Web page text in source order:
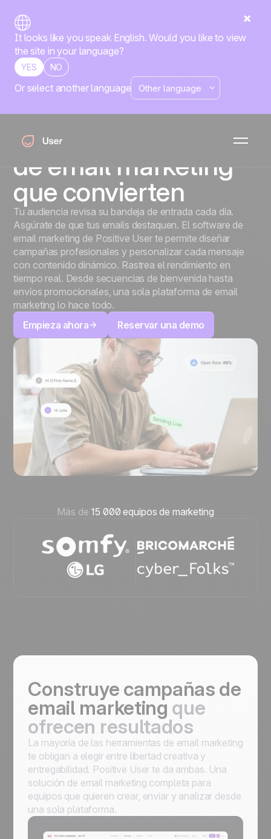
It looks like you speak English. Would you like to view
the site in your language?
YES NO
Or select another language
Email Marketing
Crea, envía y
optimiza campañas
de email marketing
que convierten
Tu audiencia revisa su bandeja de entrada cada día.
Asgúrate de que tus emails destaquen. El software de
email marketing de Positive User te permite diseñar
campañas profesionales y personalizar cada mensaje
con contenido dinámico. Rastrea el rendimiento en
tiempo real. Desde secuencias de bienvenida hasta
envíos promocionales, una sola plataforma de email
marketing lo hace todo.
Empieza ahora
Reservar una demo
Más de 15 000 equipos de marketing
Construye campañas de
email marketing que
ofrecen resultados
La mayoría de las herramientas de email marketing
te obligan a elegir entre libertad creativa y
entregabilidad. Positive User te da ambas. Una
solución de email marketing completa para
equipos que quieren crear, enviar y analizar desde
una sola plataforma.